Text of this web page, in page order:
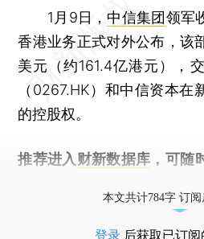
1月9日， 中信集团领军
香港业务正式对外公布，该
美元（约161.4亿港元），
（0267.HK）和中信资本在
的控股权。
推荐进入 财新数据库 ，可随
本文共计784字 订
登录 后获取已订